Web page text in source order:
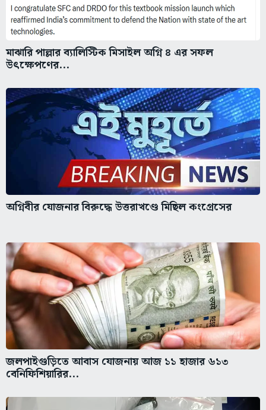
মাঝারি পাল্লার ব্যালিস্টিক মিসাইল অগ্নি ৪ এর সফল
উৎক্ষেপণের...
অগ্নিবীর যোজনার বিরুদ্ধে উত্তরাখণ্ডে মিছিল কংগ্রেসের
জলপাইগুড়িতে আবাস যোজনায় আজ ১১ হাজার ৬১৩
বেনিফিশিয়ারির...